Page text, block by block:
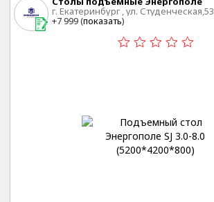
г. Екатеринбург , ул. Студенческая,53
+7 999 (показать)